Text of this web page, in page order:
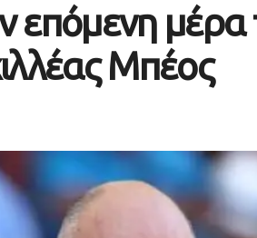
επόμενη μέρα
Μπέος